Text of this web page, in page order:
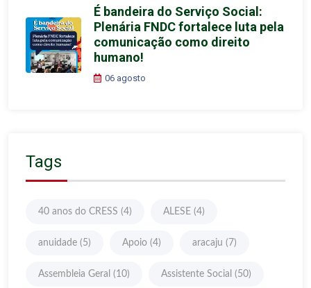
É bandeira do Serviço Social:
Plenária FNDC fortalece luta pela
comunicação como direito
humano!
06 agosto
Tags
40 anos do CRESS (4) ALESE (4)
anuidade (5) Apoio (4) aracaju (7)
Assembleia Geral (10) Assistente Social (50)